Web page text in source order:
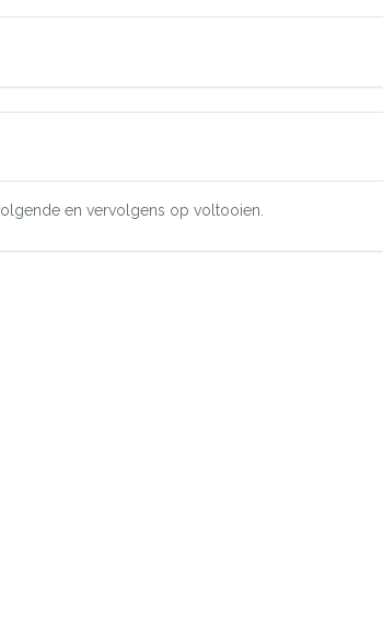
en vervolgens op voltooien.